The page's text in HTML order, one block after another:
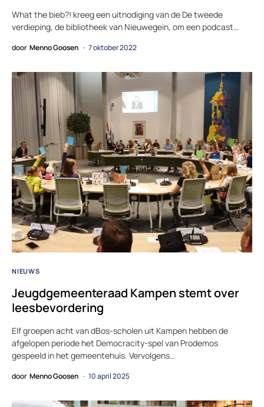
What the bieb?! kreeg een uitnodiging van de De tweede
verdieping, de bibliotheek van Nieuwegein, om een podcast…
door Menno Goosen 7 oktober 2022
NIEUWS
Jeugdgemeenteraad Kampen stemt over
leesbevordering
Elf groepen acht van dBos-scholen uit Kampen hebben de
afgelopen periode het Democracity-spel van Prodemos
gespeeld in het gemeentehuis. Vervolgens…
door Menno Goosen 10 april 2025